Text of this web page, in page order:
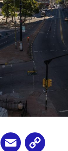
WhatsApp
Email